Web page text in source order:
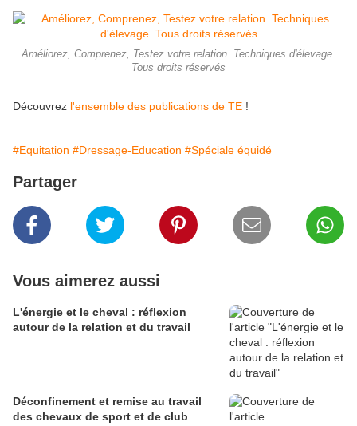
Améliorez, Comprenez, Testez votre relation. Techniques d'élevage.
Tous droits réservés
Découvrez l'ensemble des publications de TE !
#Equitation #Dressage-Education #Spéciale équidé
Partager
Vous aimerez aussi
L'énergie et le cheval : réflexion
autour de la relation et du travail
Déconfinement et remise au travail
des chevaux de sport et de club